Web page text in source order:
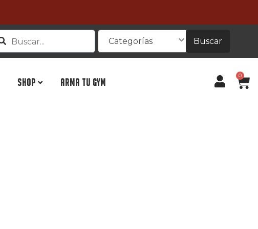
Categorías Buscar
SHOP ARMA TU GYM
0